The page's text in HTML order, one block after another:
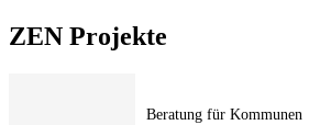
ZEN Projekte
Beratung für Kommunen